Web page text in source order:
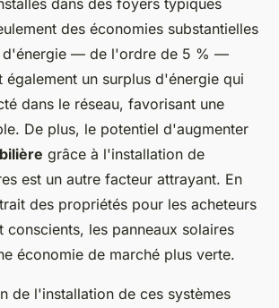
des économies substantielles
d'énergie — de l'ordre de 5 % —
également un surplus d'énergie qui
dans le réseau, favorisant une
De plus, le potentiel d'augmenter
grâce à l'installation de
est un autre facteur attrayant. En
des propriétés pour les acheteurs
conscients, les panneaux solaires
économie de marché plus verte.
de l'installation de ces systèmes